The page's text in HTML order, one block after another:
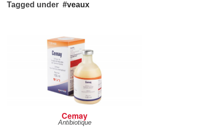
Tagged under veaux
Cemay
Antibiotique